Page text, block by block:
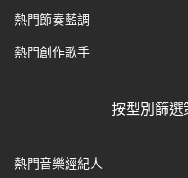
熱門節奏藍調
熱門創作歌手
按型別篩
熱門音樂經紀人